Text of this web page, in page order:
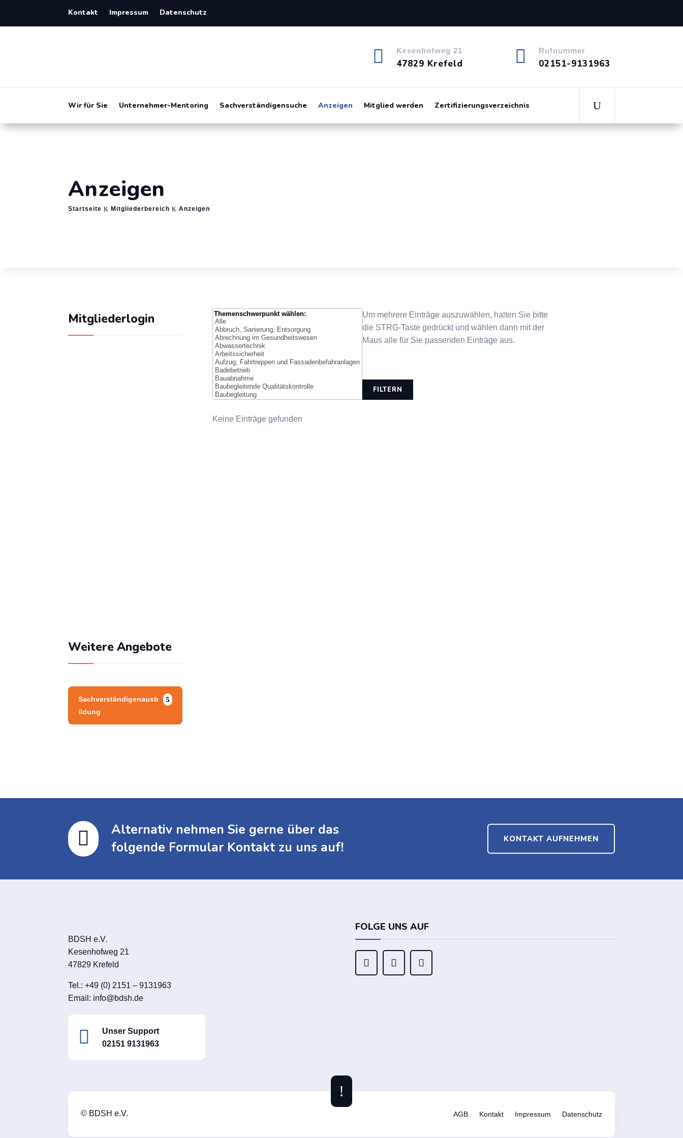
Kontakt Impressum Datenschutz
 Kesenhofweg 21
47829 Krefeld  Rufnummer
02151-9131963
Wir für Sie Unternehmer-Mentoring Sachverständigensuche Anzeigen Mitglied werden Zertifizierungsverzeichnis
Anzeigen
Startseite K Mitgliederbereich K Anzeigen
Mitgliederlogin
Weitere Angebote
Sachverständigenausb
ildung
Um mehrere Einträge auszuwählen, halten Sie bitte
die STRG-Taste gedrückt und wählen dann mit der
Maus alle für Sie passenden Einträge aus.
FILTERN
Keine Einträge gefunden

Alternativ nehmen Sie gerne über das
folgende Formular Kontakt zu uns auf!
KONTAKT AUFNEHMEN
BDSH e.V.
Kesenhofweg 21
47829 Krefeld
Tel.: +49 (0) 2151 – 9131963
Email: info@bdsh.de

Unser Support
02151 9131963
FOLGE UNS AUF
  
!
© BDSH e.V. AGB Kontakt Impressum Datenschutz